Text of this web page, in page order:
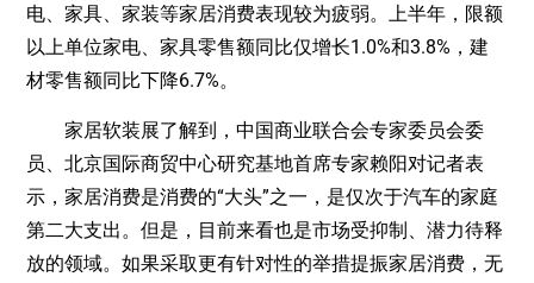
电、家具、家装等家居消费表现较为疲弱。上半年，限额
以上单位家电、家具零售额同比仅增长1.0%和3.8%，建
材零售额同比下降6.7%。
家居软装展了解到，中国商业联合会专家委员会委
员、北京国际商贸中心研究基地首席专家赖阳对记者表
示，家居消费是消费的“大头”之一，是仅次于汽车的家庭
第二大支出。但是，目前来看也是市场受抑制、潜力待释
放的领域。如果采取更有针对性的举措提振家居消费，无